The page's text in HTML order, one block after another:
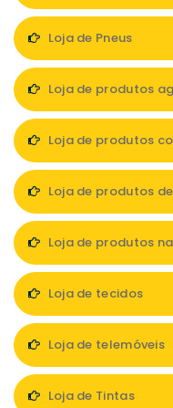
Loja de Pneus
Loja de produtos
Loja de produtos
Loja de produtos
Loja de produtos
Loja de tecidos
Loja de telemóveis
Loja de Tintas